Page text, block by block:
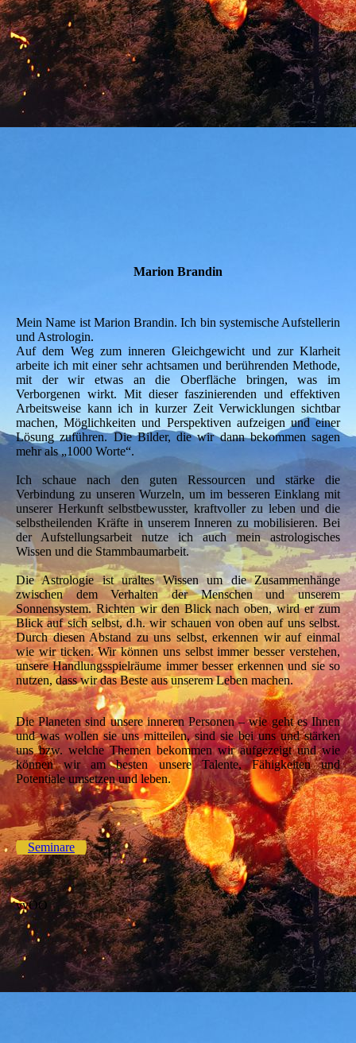
Marion Brandin
Mein Name ist Marion Brandin. Ich bin systemische Aufstellerin
und Astrologin.
Auf dem Weg zum inneren Gleichgewicht und zur Klarheit
arbeite ich mit einer sehr achtsamen und berührenden Methode,
mit der wir etwas an die Oberfläche bringen, was im
Verborgenen wirkt. Mit dieser faszinierenden und effektiven
Arbeitsweise kann ich in kurzer Zeit Verwicklungen sichtbar
machen, Möglichkeiten und Perspektiven aufzeigen und einer
Lösung zuführen. Die Bilder, die wir dann bekommen sagen
mehr als „1000 Worte“.
Ich schaue nach den guten Ressourcen und stärke die
Verbindung zu unseren Wurzeln, um im besseren Einklang mit
unserer Herkunft selbstbewusster, kraftvoller zu leben und die
selbstheilenden Kräfte in unserem Inneren zu mobilisieren. Bei
der Aufstellungsarbeit nutze ich auch mein astrologisches
Wissen und die Stammbaumarbeit.
Die Astrologie ist uraltes Wissen um die Zusammenhänge
zwischen dem Verhalten der Menschen und unserem
Sonnensystem. Richten wir den Blick nach oben, wird er zum
Blick auf sich selbst, d.h. wir schauen von oben auf uns selbst.
Durch diesen Abstand zu uns selbst, erkennen wir auf einmal
wie wir ticken. Wir können uns selbst immer besser verstehen,
unsere Handlungsspielräume immer besser erkennen und sie so
nutzen, dass wir das Beste aus unserem Leben machen.
Die Planeten sind unsere inneren Personen – wie geht es Ihnen
und was wollen sie uns mitteilen, sind sie bei uns und stärken
uns bzw. welche Themen bekommen wir aufgezeigt und wie
können wir am besten unsere Talente, Fähigkeiten und
Potentiale umsetzen und leben.
Seminare
vvOO